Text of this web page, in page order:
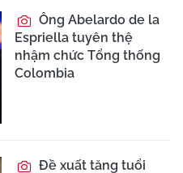
Ông Abelardo de la
Espriella tuyên thệ
nhậm chức Tổng thống
Colombia
Đề xuất tăng tuổi